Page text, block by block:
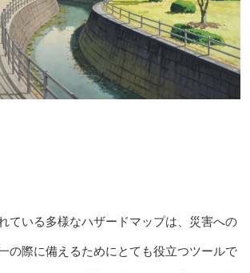
ている多様なハザードマップは、災害への
の際に備えるためにとても役立つツールで